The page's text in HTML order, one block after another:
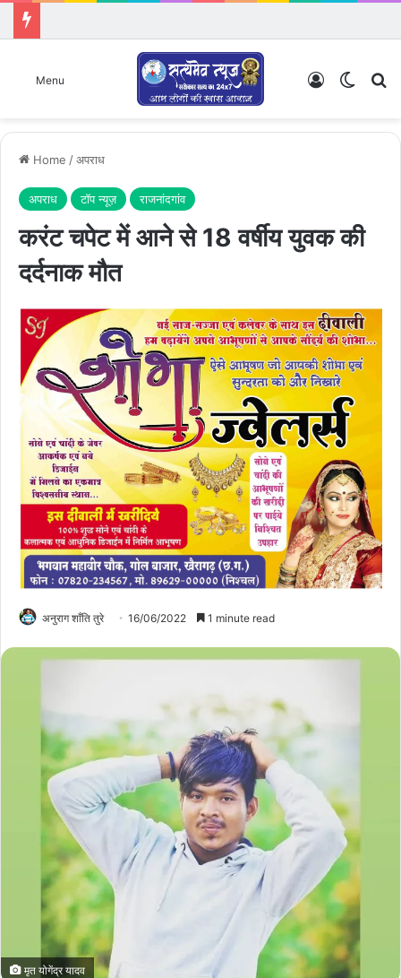
Menu Log In
Home /अपराध
अपराध टॉप न्यूज़ राजनांदगांव
करंट चपेट में आने से 18 वर्षीय युवक की
दर्दनाक मौत
अनुराग शाँति तुरे 16/06/2022 1 minute read
मृत योगेंद्र यादव